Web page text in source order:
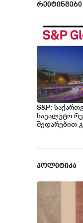
რეიტინგები
S&P:
სავალუტო
შედარებით
პოლიტიკა